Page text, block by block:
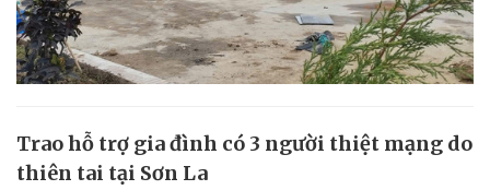
Trao hỗ trợ gia đình có 3 người thiệt mạng do
thiên tai tại Sơn La